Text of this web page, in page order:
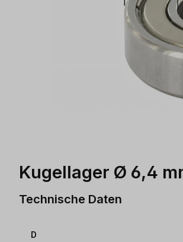
Kugellager Ø 6,4
Technische Daten
D